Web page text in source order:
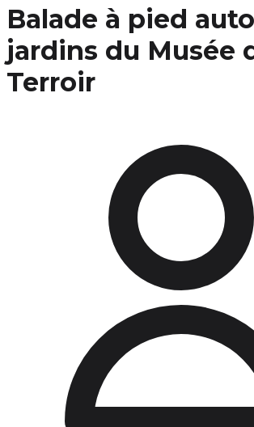
Balade à pied
jardins du Musée
Terroir